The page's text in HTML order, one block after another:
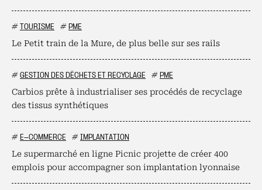
# TOURISME # PME
Le Petit train de la Mure, de plus belle sur ses rails
# GESTION DES DÉCHETS ET RECYCLAGE # PME
Carbios prête à industrialiser ses procédés de recyclage
des tissus synthétiques
# E-COMMERCE # IMPLANTATION
Le supermarché en ligne Picnic projette de créer 400
emplois pour accompagner son implantation lyonnaise